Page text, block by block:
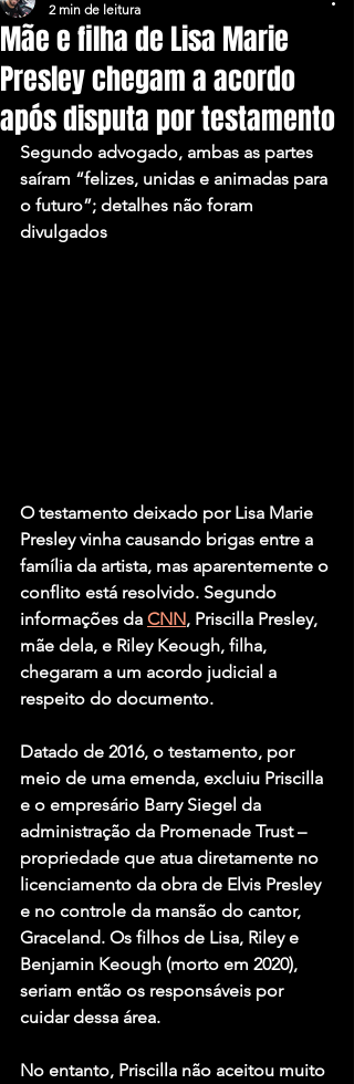
Mãe e filha de Lisa Marie
Presley chegam a acordo
após disputa por testamento
2 min de leitura
Segundo advogado, ambas as partes
saíram “felizes, unidas e animadas para
o futuro”; detalhes não foram
divulgados
O testamento deixado por Lisa Marie
Presley vinha causando brigas entre a
família da artista, mas aparentemente o
conflito está resolvido. Segundo
informações da CNN, Priscilla Presley,
mãe dela, e Riley Keough, filha,
chegaram a um acordo judicial a
respeito do documento.
Datado de 2016, o testamento, por
meio de uma emenda, excluiu Priscilla
e o empresário Barry Siegel da
administração da Promenade Trust –
propriedade que atua diretamente no
licenciamento da obra de Elvis Presley
e no controle da mansão do cantor,
Graceland. Os filhos de Lisa, Riley e
Benjamin Keough (morto em 2020),
seriam então os responsáveis por
cuidar dessa área.
No entanto, Priscilla não aceitou muito